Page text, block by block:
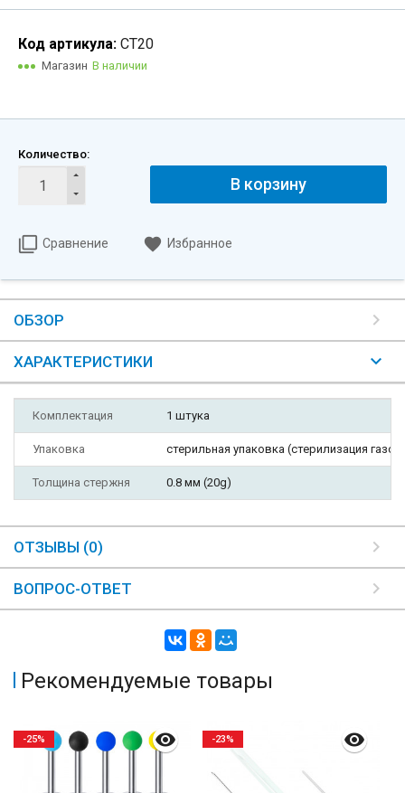
Код артикула: СT20
Магазин В наличии
Количество:
В корзину
Сравнение Избранное
ОБЗОР
ХАРАКТЕРИСТИКИ
Комплектация 1 штука
Упаковка стерильная упаковка (стерилизация
Толщина стержня 0.8 мм (20g)
ОТЗЫВЫ (0)
ВОПРОС-ОТВЕТ
Рекомендуемые товары
-25% -23%